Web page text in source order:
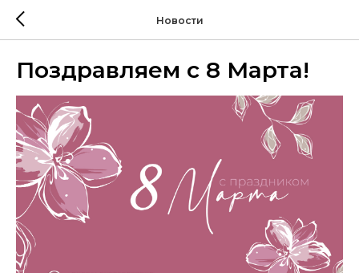
Новости
Поздравляем с 8 Марта!